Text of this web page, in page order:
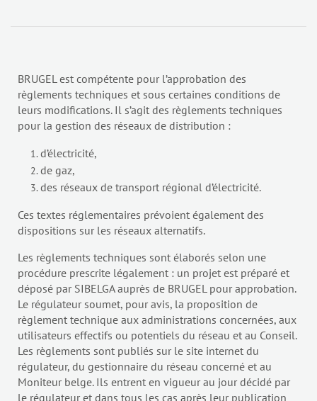
BRUGEL est compétente pour l’approbation des
règlements techniques et sous certaines conditions de
leurs modifications. Il s’agit des règlements techniques
pour la gestion des réseaux de distribution :
d’électricité,
de gaz,
des réseaux de transport régional d’électricité.
Ces textes réglementaires prévoient également des
dispositions sur les réseaux alternatifs.
Les règlements techniques sont élaborés selon une
procédure prescrite légalement : un projet est préparé et
déposé par SIBELGA auprès de BRUGEL pour approbation.
Le régulateur soumet, pour avis, la proposition de
règlement technique aux administrations concernées, aux
utilisateurs effectifs ou potentiels du réseau et au Conseil.
Les règlements sont publiés sur le site internet du
régulateur, du gestionnaire du réseau concerné et au
Moniteur belge. Ils entrent en vigueur au jour décidé par
le régulateur et dans tous les cas après leur publication